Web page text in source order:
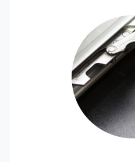
nedre kant, mot en magnet som
hjälper persiennen och plissén
samtidigt som den förblir så
fönstret placeras i kipp-läge